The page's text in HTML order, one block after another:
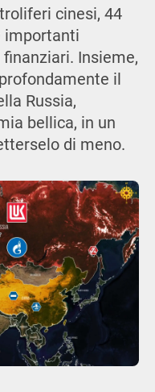
cinesi, 44
importanti
Insieme,
il
Russia,
bellica, in un
di meno.